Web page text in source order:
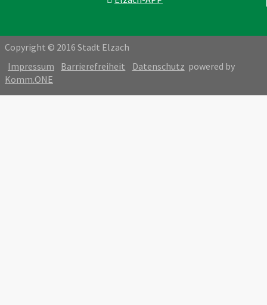
Copyright © 2016 Stadt Elzach
Impressum
Barrierefreiheit Datenschutz powered by
Komm.ONE